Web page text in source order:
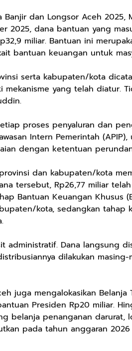
Banjir dan Longsor Aceh 2025,
2025, dana bantuan yang
miliar. Bantuan ini
bantuan keuangan untuk
serta kabupaten/kota
mekanisme yang telah diatur.
proses penyaluran dan
Intern Pemerintah
dengan ketentuan
dan kabupaten/kota
tersebut, Rp26,77 miliar
Bantuan Keuangan Khusus
kota, sedangkan tahap
administratif. Dana langsung
dilakukan masing-
juga mengalokasikan Belanja
Presiden Rp20 miliar.
belanja penanganan darurat,
pada tahun anggaran